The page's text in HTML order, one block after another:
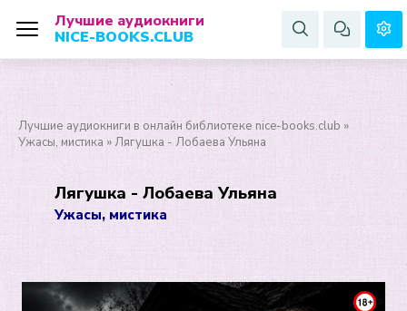
Лучшие аудиокниги
NICE-BOOKS.CLUB
Лучшие аудиокниги в онлайн библиотеке nice-books.club »
Ужасы, мистика » Лягушка - Лобаева Ульяна
Лягушка - Лобаева Ульяна
Ужасы, мистика